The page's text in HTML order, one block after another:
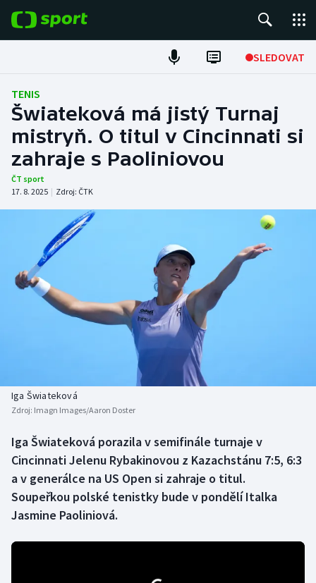
SLEDOVAT
Fotbal
Hokej
Tenis
Atletika
Cyklistika
DALŠÍ SPORTY
Americký fotbal
Baseball a softbal
Biatlon
Box
Curling
NEPŘEHLÉDNĚTE
Aplikace ČT sport
TENIS
Šwiateková má jistý Turnaj
mistryň. O titul v Cincinnati si
zahraje s Paoliniovou
ČT sport
17. 8. 2025 | Zdroj: ČTK
Iga Šwiateková
Zdroj: Imagn Images/Aaron Doster
Iga Šwiateková porazila v semifinále turnaje v
Cincinnati Jelenu Rybakinovou z Kazachstánu 7:5, 6:3
a v generálce na US Open si zahraje o titul.
Soupeřkou polské tenistky bude v pondělí Italka
Jasmine Paoliniová.